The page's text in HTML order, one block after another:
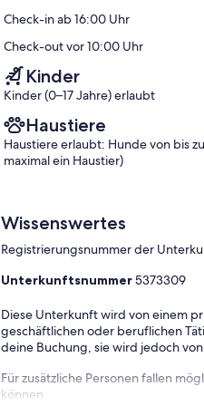
Check-in ab 16:00 Uhr
Check-out vor 10:00 Uhr
Kinder
Kinder (0–17 Jahre) erlaubt
Haustiere
Haustiere erlaubt: Hunde von bis
maximal ein Haustier)
Wissenswertes
Registrierungsnummer der
Unterkunftsnummer5373309
Diese Unterkunft wird von einem
geschäftlichen oder beruflichen
deine Buchung, sie wird jedoch
Für zusätzliche Personen fallen
können.